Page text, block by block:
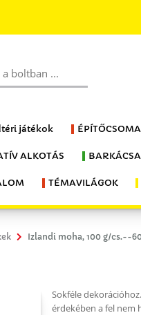
játékok
ALKOTÁS
TÉMAVILÁGOK
Izlandi moha, 100 g/cs.--
Sokféle
érdekében a fel nem